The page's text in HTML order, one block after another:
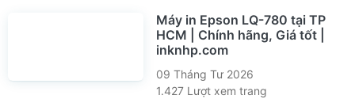
Máy in Epson LQ-780 tại TP
HCM | Chính hãng, Giá tốt |
inknhp.com
09 Tháng Tư 2026
1.427 Lượt xem trang